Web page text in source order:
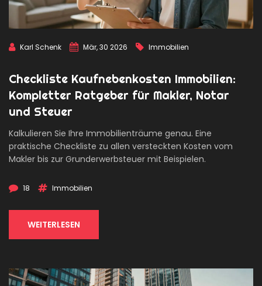
Karl Schenk Mär, 30 2026 Immobilien
Checkliste Kaufnebenkosten Immobilien:
Kompletter Ratgeber für Makler, Notar
und Steuer
Kalkulieren Sie Ihre Immobilienträume genau. Eine
praktische Checkliste zu allen versteckten Kosten vom
Makler bis zur Grunderwerbsteuer mit Beispielen.
18 Immobilien
WEITERLESEN